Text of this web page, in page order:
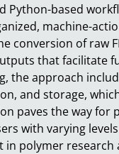
Python-based
machine-
conversion of raw
that facilitate
the approach
and storage,
paves the way for
with varying
in polymer research